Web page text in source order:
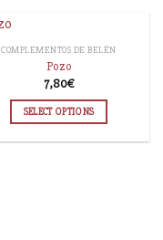
COMPLEMENTOS DE BELÉN
Pozo
7,80€
SELECT OPTIONS